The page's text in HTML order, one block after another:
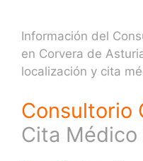
Información del
en Corvera de
localización y cita
Consultorio
Cita Médico